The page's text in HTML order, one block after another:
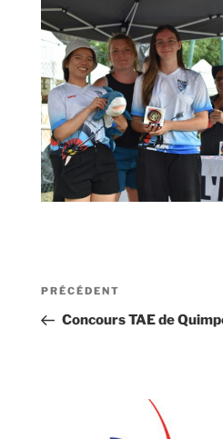
Navigation
l’article
Article
précédent
PRÉCÉDENT
Concours TAE de